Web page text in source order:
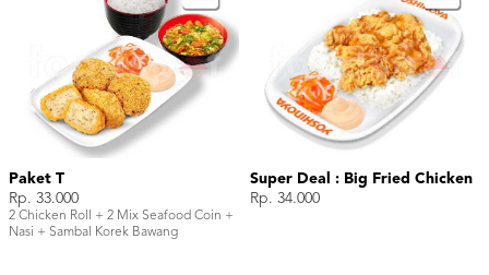
Paket T
Rp. 33.000
2 Chicken Roll + 2 Mix Seafood Coin +
Nasi + Sambal Korek Bawang
Super Deal : Big Fried Chicken
Rp. 34.000